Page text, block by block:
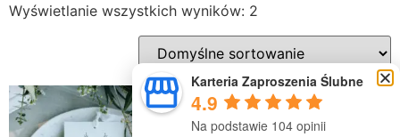
Wyświetlanie wszystkich wyników: 2
Karteria Zaproszenia Ślubne
4.9
Na podstawie 104 opinii